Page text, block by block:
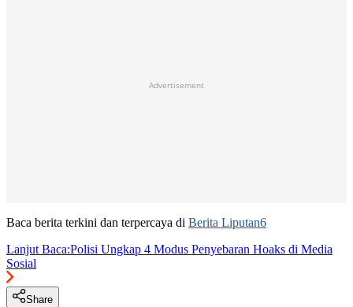
Advertisement
Baca berita terkini dan terpercaya di Berita Liputan6
Lanjut Baca:Polisi Ungkap 4 Modus Penyebaran Hoaks di Media
Sosial
Share